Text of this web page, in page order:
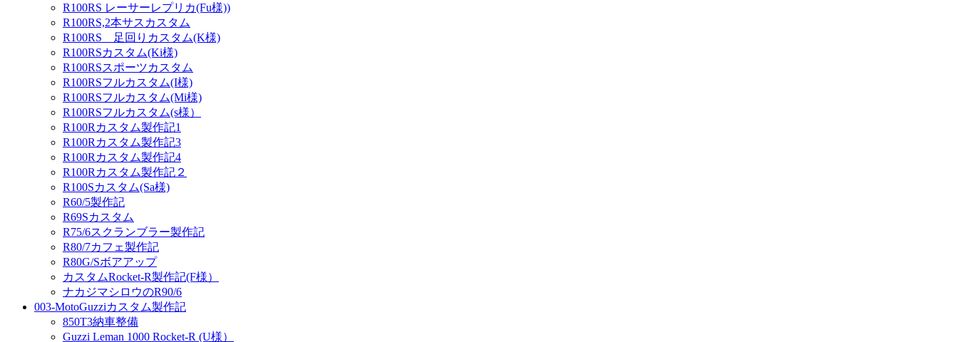
R100RS レーサーレプリカ(Fu様))
R100RS,2本サスカスタム
R100RS 足回りカスタム(K様)
R100RSカスタム(Ki様)
R100RSスポーツカスタム
R100RSフルカスタム(I様)
R100RSフルカスタム(Mi様)
R100RSフルカスタム(s様）
R100Rカスタム製作記1
R100Rカスタム製作記3
R100Rカスタム製作記4
R100Rカスタム製作記２
R100Sカスタム(Sa様)
R60/5製作記
R69Sカスタム
R75/6スクランブラー製作記
R80/7カフェ製作記
R80G/Sボアアップ
カスタムRocket-R製作記(F様）
ナカジマシロウのR90/6
003-MotoGuzziカスタム製作記
850T3納車整備
Guzzi Leman 1000 Rocket-R (U様）